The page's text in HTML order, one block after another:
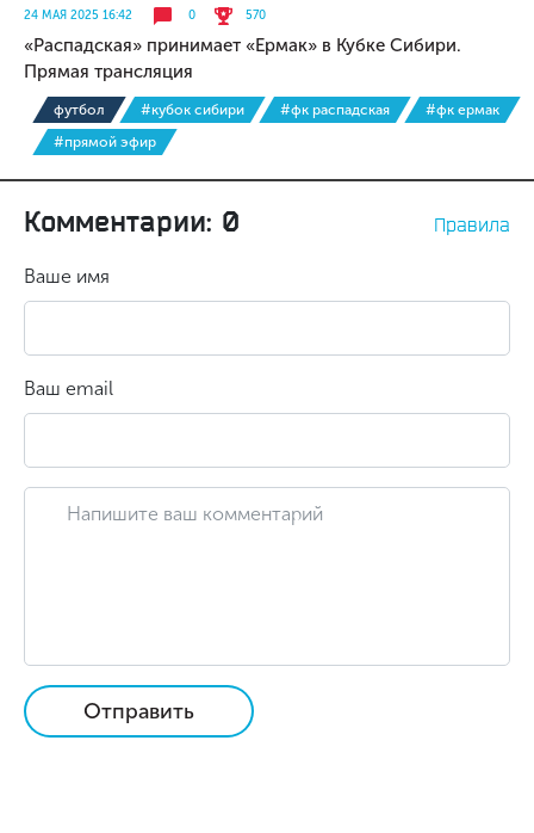
24 МАЯ 2025 16:42 0 570
«Распадская» принимает «Ермак» в Кубке Сибири.
Прямая трансляция
футбол #кубок сибири #фк распадская
#фк ермак
#прямой эфир
Комментарии: 0 Правила
Ваше имя
Ваш email
Отправить